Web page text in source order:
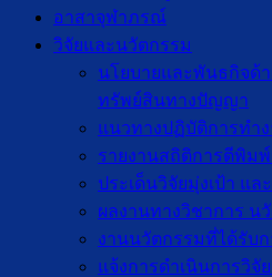
อาสาจุฬาภรณ์
วิจัยและนวัตกรรม
นโยบายและพันธกิจด้
ทรัพย์สินทางปัญญา
แนวทางปฏิบัติการทำ
รายงานสถิติการตีพิม
ประเด็นวิจัยมุ่งเป้า แล
ผลงานทางวิชาการ น
งานนวัตกรรมที่ได้รับก
แจ้งการดำเนินการวิจั